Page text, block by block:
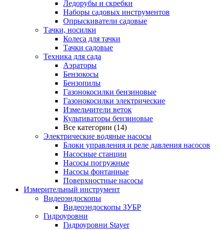
Ледорубы и скребки
Наборы садовых инструментов
Опрыскиватели садовые
Тачки, носилки
Колеса для тачки
Тачки садовые
Техника для сада
Аэраторы
Бензокосы
Бензопилы
Газонокосилки бензиновые
Газонокосилки электрические
Измельчители веток
Культиваторы бензиновые
Все категории (14)
Электрические водяные насосы
Блоки управления и реле давления насосов
Насосные станции
Насосы погружные
Насосы фонтанные
Поверхностные насосы
Измерительный инструмент
Видеоэндоскопы
Видеоэндоскопы ЗУБР
Гидроуровни
Гидроуровни Stayer